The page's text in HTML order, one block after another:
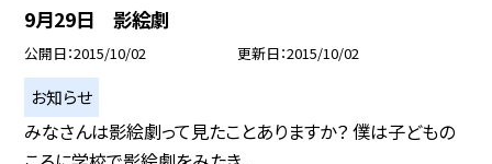
9月29日 影絵劇
公開日 2015/10/02 更新日 2015/10/02
お知らせ
みなさんは影絵劇って見たことありますか？ 僕は子どもの